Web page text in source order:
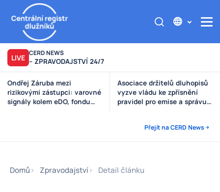
LIVE CERD NEWS
– ZPRAVODAJSTVÍ 24/7
Ondřej Záruba mezi
rizikovými zástupci: varovné
signály kolem eDO, fondu
Asociace držitelů dluhopisů
vyzve vládu ke zpřísnění
pravidel pro emise a správu
Přejít na CERD News
Domů Zpravodajství Detail článku